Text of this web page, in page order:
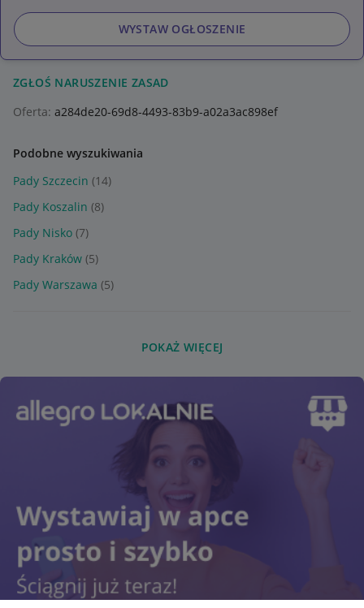
WYSTAW OGŁOSZENIE
ZGŁOŚ NARUSZENIE ZASAD
Oferta: a284de20-69d8-4493-83b9-a02a3ac898ef
Podobne wyszukiwania
Pady Szczecin (14)
Pady Koszalin (8)
Pady Nisko (7)
Pady Kraków (5)
Pady Warszawa (5)
POKAŻ WIĘCEJ